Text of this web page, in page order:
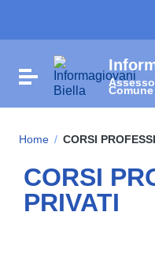
Attiva / disattiva la
Home / CORSI
CORSI
PRIVATI